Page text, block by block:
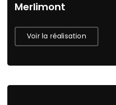
Merlimont
Voir la réalisation